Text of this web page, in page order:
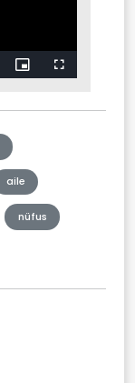
Picture-
in-
Fullscreen
aile
nüfus